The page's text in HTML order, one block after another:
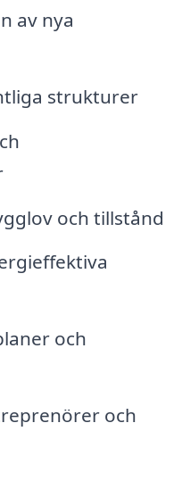
av nya
strukturer
och tillstånd
och
och